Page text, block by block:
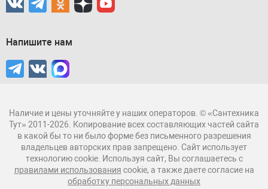
Напишите нам
Наличие и цены уточняйте у наших операторов. © «Сантехника
Тут» 2011-2026. Копирование всех составляющих частей сайта
в какой бы то ни было форме без письменного разрешения
владельцев авторских прав запрещено. Сайт использует
технологию cookie. Используя сайт, Вы соглашаетесь с
правилами использования cookie, а также даете согласие на
обработку персональных данных